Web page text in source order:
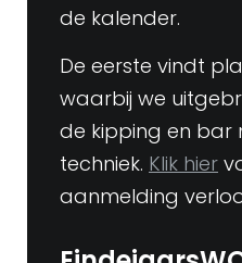
de kalender.
De eerste vindt
waarbij we
de kipping en bar
techniek. Klik hier
aanmelding